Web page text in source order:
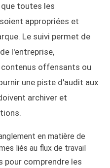
toutes les
appropriées et
Le suivi permet de
l'entreprise,
offensants ou
une piste d'audit aux
archiver et
en matière de
liés au flux de travail
pour comprendre les